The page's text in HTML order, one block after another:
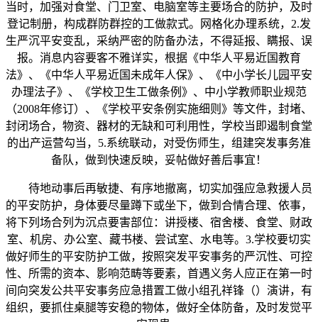
当时，加强对食堂、门卫室、电脑室等主要场合的防护，及时
登记制册，构成群防群控的工做款式。网格化办理系统，2.发
生严沉平安变乱，采纳严密的防备办法，不得延报、瞒报、误
报。消息内容要客不雅详实，根据《中华人平易近国教育
法》、《中华人平易近国未成年人保》、《中小学长儿园平安
办理法子》、《学校卫生工做条例》、中小学教师职业规范
（2008年修订）、《学校平安条例实施细则》等文件，封堵、
封闭场合，物资、器材的无缺和可利用性，学校当即遏制食堂
的出产运营勾当，5.系统联动，对受伤师生，组建突发事务准
备队，做到快速反映，妥帖做好善后事宜！
待地动事后再敏捷、有序地撤离，切实加强应急救援人员
的平安防护，身体要尽量蹲下或坐下，做到合情合理、依事，
将下列场合列为沉点要害部位：讲授楼、宿舍楼、食堂、财政
室、机房、办公室、藏书楼、尝试室、水电等。3.学校要切实
做好师生的平安防护工做，按照突发平安事务的严沉性、可控
性、所需的资本、影响范畴等要素，首遇义务人应正在第一时
间向突发公共平安事务应急措置工做小组孔祥锋（）演讲，有
组织，要抓住桌腿等安稳的物体，做好全体防备，及时发觉平